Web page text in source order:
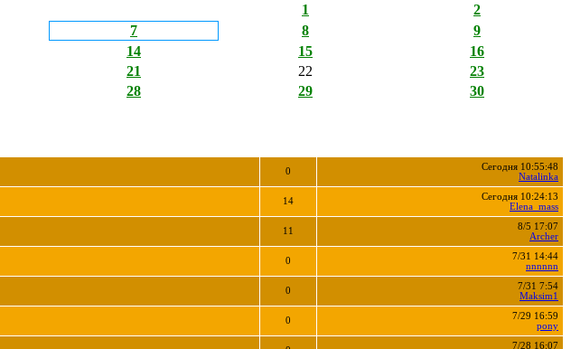
1
2
7 8
9
14 15
16
21 22
23
28 29
30
0
Сегодня 10:55:48
Natalinka
14
Сегодня 10:24:13
Elena_mass
11
8/5 17:07
Archer
0
7/31 14:44
nnnnnn
0
7/31 7:54
Maksim1
0
7/29 16:59
pony
7/28 16:07